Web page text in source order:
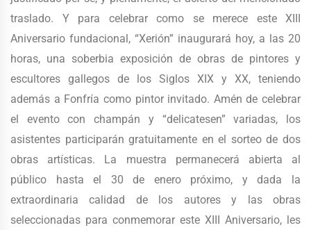
traslado. Y para celebrar como se merece este XIII
Aniversario fundacional, “Xerión” inaugurará hoy, a las 20
horas, una soberbia exposición de obras de pintores y
escultores gallegos de los Siglos XIX y XX, teniendo
además a Fonfría como pintor invitado. Amén de celebrar
el evento con champán y “delicatesen” variadas, los
asistentes participarán gratuitamente en el sorteo de dos
obras artísticas. La muestra permanecerá abierta al
público hasta el 30 de enero próximo, y dada la
extraordinaria calidad de los autores y las obras
seleccionadas para conmemorar este XIII Aniversario, les